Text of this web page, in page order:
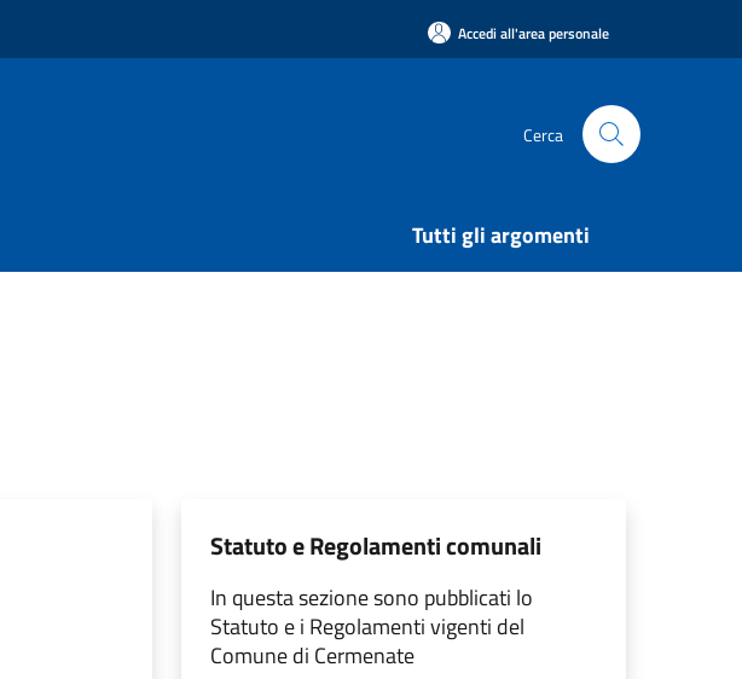
Accedi all'area personale
Cerca
Tutti gli argomenti
Statuto e Regolamenti comunali
In questa sezione sono pubblicati lo
Statuto e i Regolamenti vigenti del
Comune di Cermenate